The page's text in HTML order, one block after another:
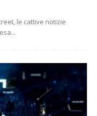
le cattive notizie